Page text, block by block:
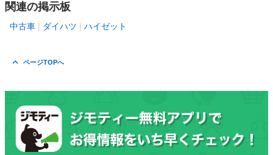
関連の掲示板
中古車 ダイハツ ハイゼット
ページTOPへ